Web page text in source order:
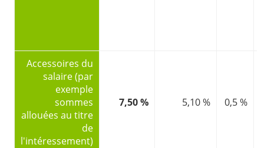
Accessoires du
salaire (par
exemple
sommes
allouées au titre
de
l'intéressement)
7,50 % 5,10 % 0,5 %